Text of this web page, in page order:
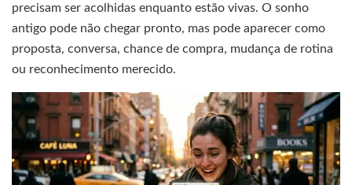
precisam ser acolhidas enquanto estão vivas. O sonho
antigo pode não chegar pronto, mas pode aparecer como
proposta, conversa, chance de compra, mudança de rotina
ou reconhecimento merecido.